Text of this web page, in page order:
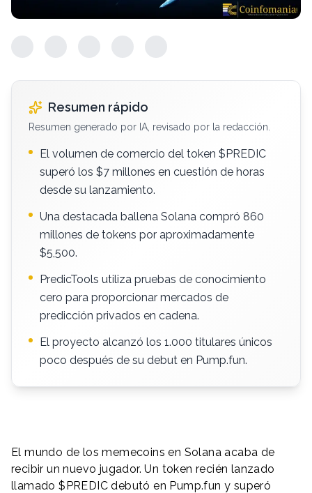
Resumen rápido
Resumen generado por IA, revisado por la redacción.
El volumen de comercio del token $PREDIC
superó los $7 millones en cuestión de horas
desde su lanzamiento.
Una destacada ballena Solana compró 860
millones de tokens por aproximadamente
$5,500.
PredicTools utiliza pruebas de conocimiento
cero para proporcionar mercados de
predicción privados en cadena.
El proyecto alcanzó los 1.000 titulares únicos
poco después de su debut en Pump.fun.
El mundo de los memecoins en Solana acaba de
recibir un nuevo jugador. Un token recién lanzado
llamado $PREDIC debutó en Pump.fun y superó